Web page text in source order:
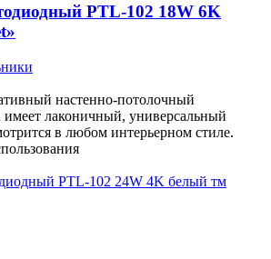
PTL-102 18W 6K
настенно-потолочный
имеет лаконичный, универсальный
в любом интерьерном стиле.